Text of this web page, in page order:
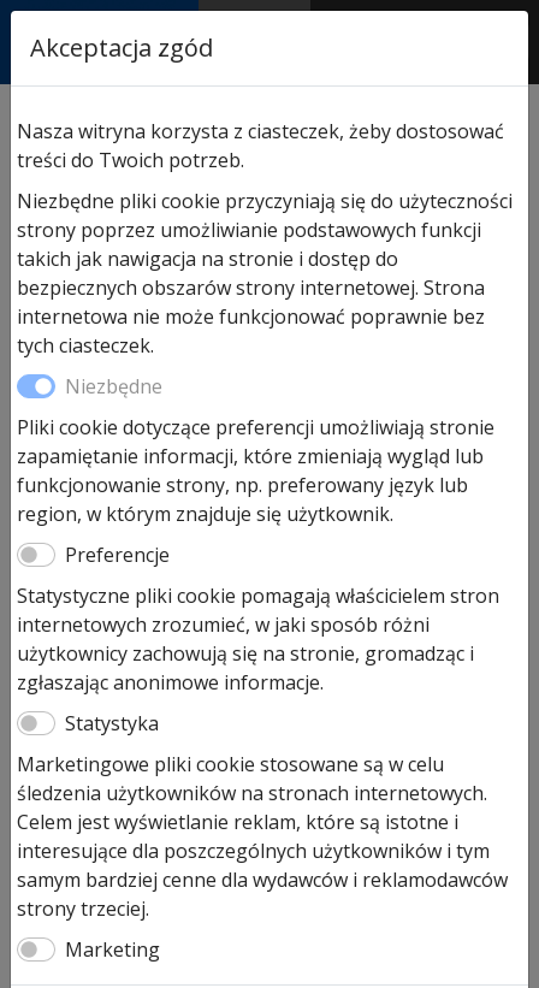
AUTORYZOWANY
PARTNER & SERWIS
Produkty
Oferta handlowa
Drzwi
Zewnętrzne wejściowe
Drzwi stalowe zewnętrzne
Drzwi pokojowe
Drzwi dla domu
Drzwi boczne do garażu
Akceptacja zgód
Nasza witryna korzysta z ciasteczek, żeby dostosować
treści do Twoich potrzeb.
Niezbędne pliki cookie przyczyniają się do użyteczności
strony poprzez umożliwianie podstawowych funkcji
takich jak nawigacja na stronie i dostęp do
bezpiecznych obszarów strony internetowej. Strona
internetowa nie może funkcjonować poprawnie bez
tych ciasteczek.
Niezbędne
Pliki cookie dotyczące preferencji umożliwiają stronie
zapamiętanie informacji, które zmieniają wygląd lub
funkcjonowanie strony, np. preferowany język lub
region, w którym znajduje się użytkownik.
Preferencje
Statystyczne pliki cookie pomagają właścicielem stron
internetowych zrozumieć, w jaki sposób różni
użytkownicy zachowują się na stronie, gromadząc i
zgłaszając anonimowe informacje.
Statystyka
Marketingowe pliki cookie stosowane są w celu
śledzenia użytkowników na stronach internetowych.
Celem jest wyświetlanie reklam, które są istotne i
interesujące dla poszczególnych użytkowników i tym
samym bardziej cenne dla wydawców i reklamodawców
strony trzeciej.
Marketing